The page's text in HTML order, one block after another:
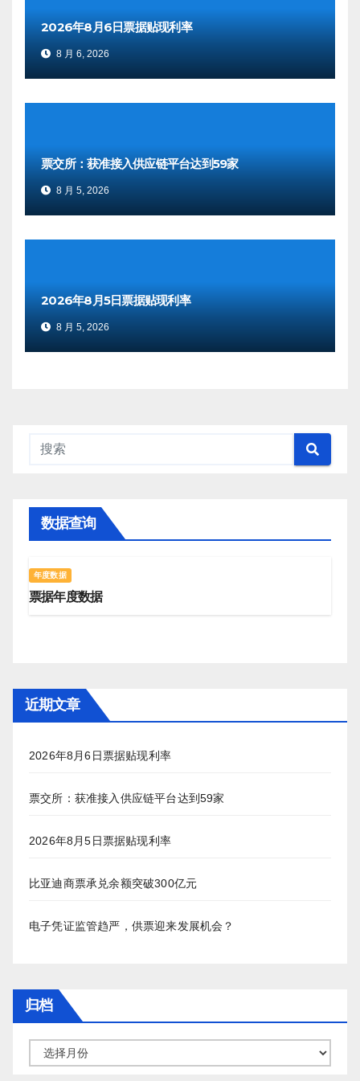
2026年8月6日票据贴现利率
8 月 6, 2026
票交所：获准接入供应链平台达到59家
8 月 5, 2026
2026年8月5日票据贴现利率
8 月 5, 2026
数据查询
年度数据
票据年度数据
近期文章
2026年8月6日票据贴现利率
票交所：获准接入供应链平台达到59家
2026年8月5日票据贴现利率
比亚迪商票承兑余额突破300亿元
电子凭证监管趋严，供票迎来发展机会？
归档
档